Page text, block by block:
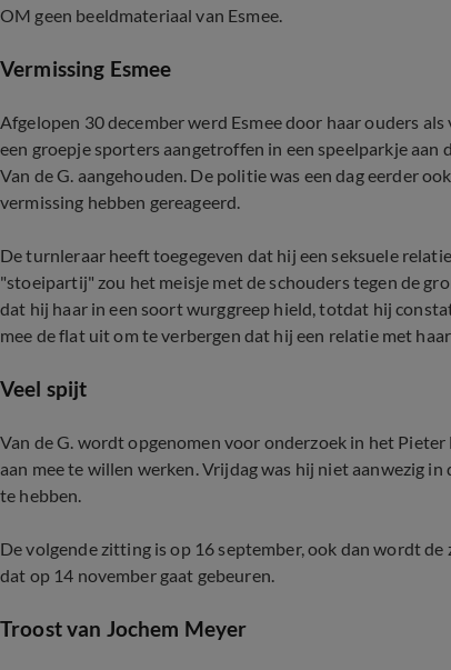
OM geen beeldmateriaal van Esmee.
Vermissing Esmee
Afgelopen 30 december werd Esmee door haar ouders
een groepje sporters aangetroffen in een speelparkje
Van de G. aangehouden. De politie was een dag eerder
vermissing hebben gereageerd.
De turnleraar heeft toegegeven dat hij een seksuele
"stoeipartij" zou het meisje met de schouders tegen de
dat hij haar in een soort wurggreep hield, totdat hij
mee de flat uit om te verbergen dat hij een relatie met
Veel spijt
Van de G. wordt opgenomen voor onderzoek in het
aan mee te willen werken. Vrijdag was hij niet aanwezig
te hebben.
De volgende zitting is op 16 september, ook dan wordt
dat op 14 november gaat gebeuren.
Troost van Jochem Meyer